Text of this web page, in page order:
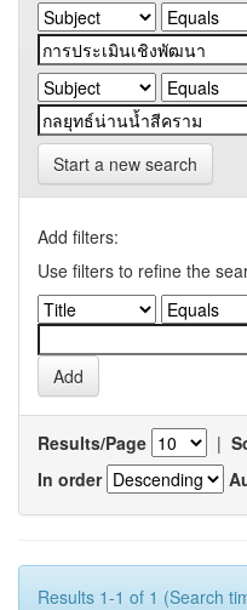
Start a new search
Add filters:
Use filters to refine the
Results/Page |
In order
Results 1-1 of 1 (Search